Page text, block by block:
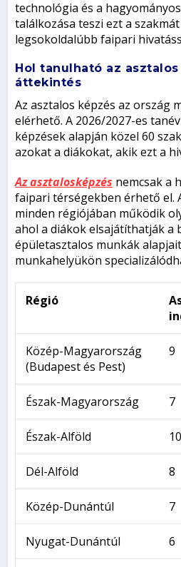
technológia és a
találkozása teszi ezt a
legsokoldalúbb faipari
Hol tanulható az asztalos
áttekintés
Az asztalos képzés az ország
elérhető. A 2026/2027-es
képzések alapján közel 60
azokat a diákokat, akik ezt a
Az asztalosképzés nemcsak a
faipari térségekben érhető el.
minden régiójában működik
ahol a diákok elsajátíthatják a
épületasztalos munkák
munkahelyükön
Régió
Közép-Magyarország
(Budapest és Pest)
9
Észak-Magyarország 7
Észak-Alföld 10
Dél-Alföld 8
Közép-Dunántúl 7
Nyugat-Dunántúl 6